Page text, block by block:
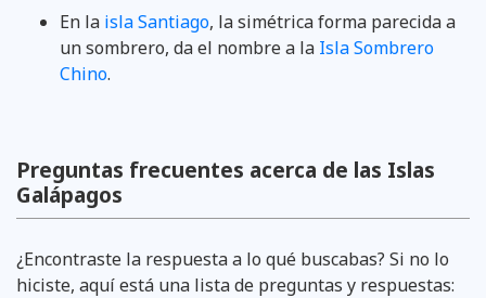
En la isla Santiago, la simétrica forma parecida a
un sombrero, da el nombre a la Isla Sombrero
Chino.
Preguntas frecuentes acerca de las Islas
Galápagos
¿Encontraste la respuesta a lo qué buscabas? Si no lo
hiciste, aquí está una lista de preguntas y respuestas: